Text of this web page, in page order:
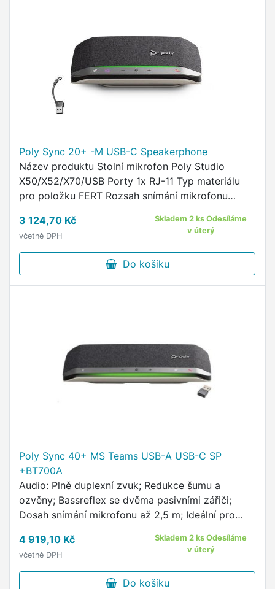
Poly Sync 20+ -M USB-C Speakerphone
Název produktu Stolní mikrofon Poly Studio
X50/X52/X70/USB Porty 1x RJ-11 Typ materiálu
pro položku FERT Rozsah snímání mikrofonu
jednosměrné mikrofony …
3 124,70 Kč
včetně DPH
Skladem 2 ks Odesíláme
v úterý
Do košíku
Poly Sync 40+ MS Teams USB-A USB-C SP
+BT700A
Audio: Plně duplexní zvuk; Redukce šumu a
ozvěny; Bassreflex se dvěma pasivními zářiči;
Dosah snímání mikrofonu až 2,5 m; Ideální pro
výkonné reproduktory 1x …
4 919,10 Kč
včetně DPH
Skladem 2 ks Odesíláme
v úterý
Do košíku